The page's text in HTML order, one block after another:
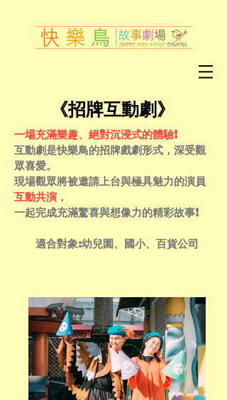
《招牌互動劇》
一場充滿樂趣、絕對沉浸式的體驗!
互動劇是快樂鳥的招牌戲劇形式，深受觀
眾喜愛。
現場觀眾將被邀請上台與極具魅力的演員
互動共演 ，
一起完成充滿驚喜與想像力的精彩故事!
適合對象:幼兒園、國小、百貨公司